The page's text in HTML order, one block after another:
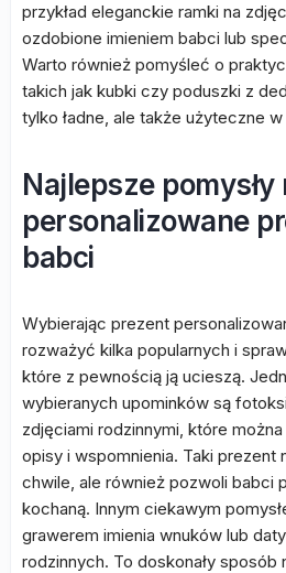
przykład eleganckie ramki na
ozdobione imieniem babci lub
Warto również pomyśleć o
takich jak kubki czy poduszki z
tylko ładne, ale także użyteczne
Najlepsze pomysły
personalizowane
babci
Wybierając prezent
rozważyć kilka popularnych i
które z pewnością ją ucieszą.
wybieranych upominków są
zdjęciami rodzinnymi, które
opisy i wspomnienia. Taki prezent
chwile, ale również pozwoli babci
kochaną. Innym ciekawym
grawerem imienia wnuków lub
rodzinnych. To doskonały sposób